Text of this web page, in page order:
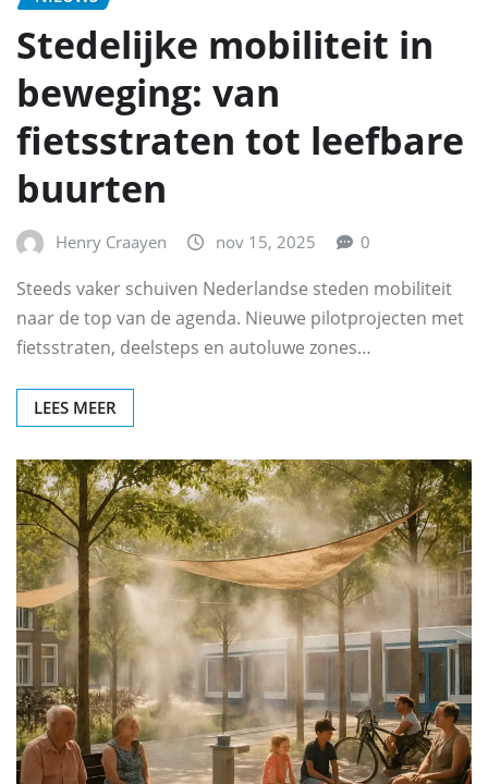
Stedelijke mobiliteit in
beweging: van
fietsstraten tot leefbare
buurten
Henry Craayen nov 15, 2025 0
Steeds vaker schuiven Nederlandse steden mobiliteit
naar de top van de agenda. Nieuwe pilotprojecten met
fietsstraten, deelsteps en autoluwe zones…
LEES MEER